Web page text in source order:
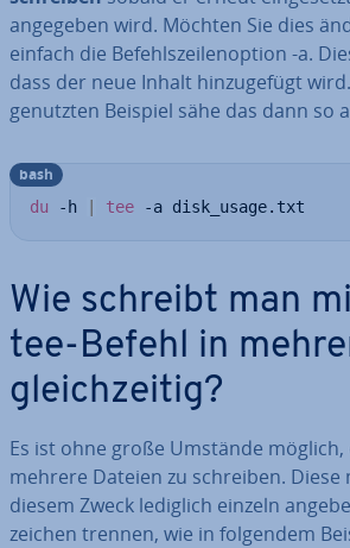
angegeben wird. Möchten Sie dies
einfach die Be­fehls­zei­len­op­ti­on -a.
dass der neue Inhalt hin­zu­ge­fügt
genutzten Beispiel sähe das dann so
du -h tee -a disk_usage.txt
bash
Wie schreibt man
tee-Befehl in
gleich­zei­tig?
Es ist ohne große Umstände möglich,
mehrere Dateien zu schreiben. Diese
diesem Zweck lediglich einzeln
zei­chen trennen, wie in folgendem